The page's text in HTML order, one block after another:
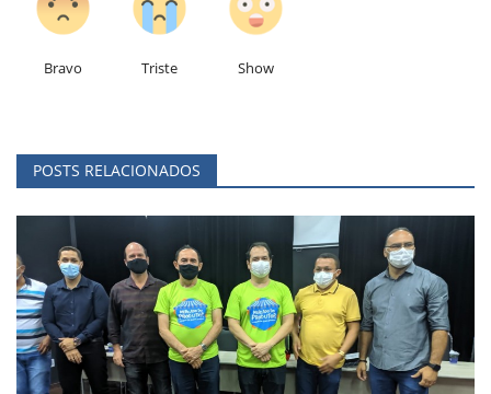
Bravo Triste Show
POSTS RELACIONADOS